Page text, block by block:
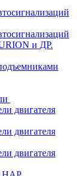
и ДР.
двигателя
двигателя
двигателя